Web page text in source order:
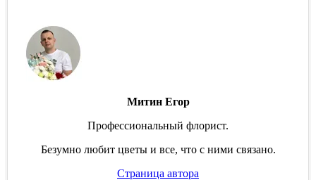
Митин Егор
Профессиональный флорист.
Безумно любит цветы и все, что с ними связано.
Страница автора